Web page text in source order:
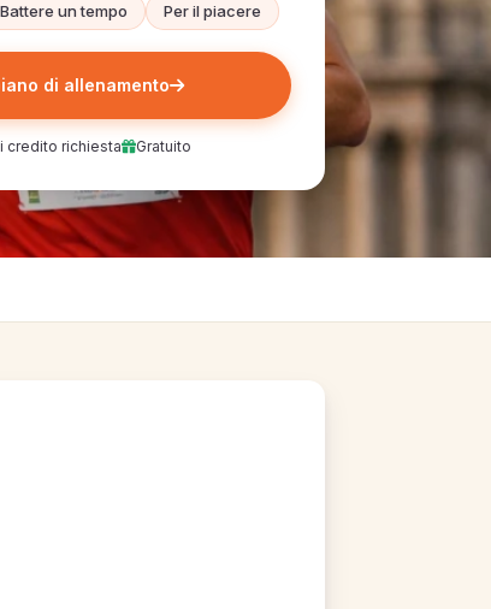
Battere un tempo Per il piacere
di allenamento
credito richiesta Gratuito